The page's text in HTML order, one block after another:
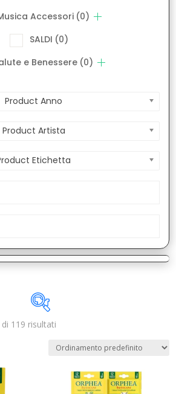
Accessori (0)
SALDI (0)
e Benessere (0)
Product Anno
Product Artista
Etichetta
119 risultati